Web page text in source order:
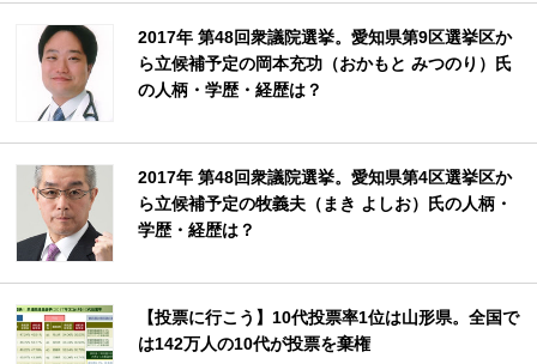
2017年 第48回衆議院選挙。愛知県第9区選挙区か
ら立候補予定の岡本充功（おかもと みつのり）氏
の人柄・学歴・経歴は？
2017年 第48回衆議院選挙。愛知県第4区選挙区か
ら立候補予定の牧義夫（まき よしお）氏の人柄・
学歴・経歴は？
【投票に行こう】10代投票率1位は山形県。全国で
は142万人の10代が投票を棄権